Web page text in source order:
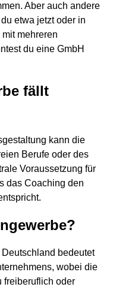
Aber auch andere
etwa jetzt oder in
mehreren
du eine GmbH
fällt
kann die
Berufe oder des
Voraussetzung für
das Coaching den
bedeutet
wobei die
freiberuflich oder